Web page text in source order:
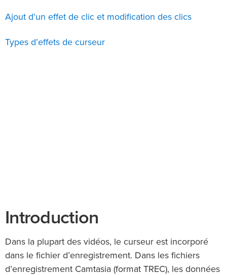
Introduction
Dans la plupart des vidéos, le curseur est incorporé
dans le fichier d’enregistrement. Dans les fichiers
d’enregistrement Camtasia (format TREC), les données
Ajout d’un effet de clic et modification des clics
Types d’effets de curseur